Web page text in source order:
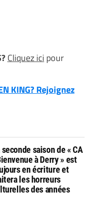
Cliquez ici pour
KING? Rejoignez
seconde saison de « CA
à Derry » est
en écriture et
les horreurs
des années